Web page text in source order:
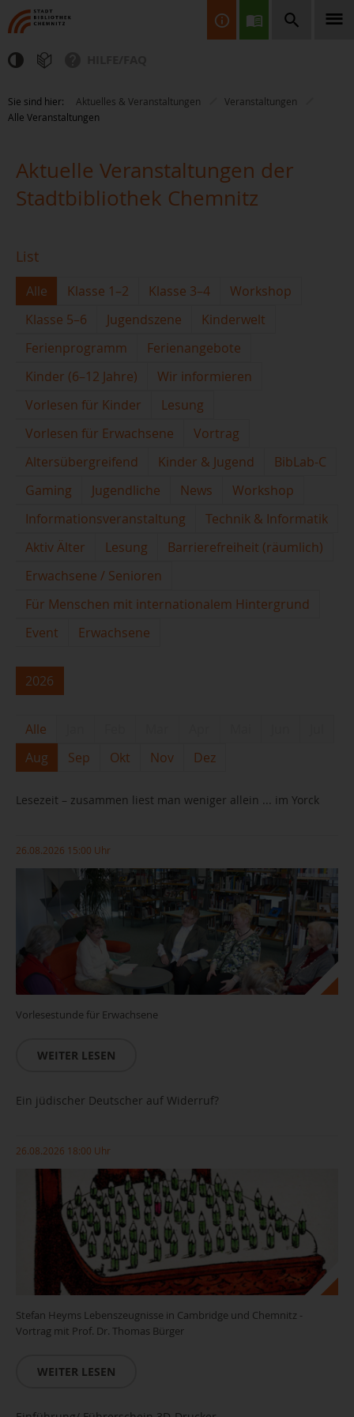
Finden Sie Informationen, Bücher, CDs & DVDs, Spiele, BluRays,
Zeitschriften und vieles mehr...
Sie sind hier: Aktuelles & Veranstaltungen
Veranstaltungen
Alle Veranstaltungen
Aktuelle Veranstaltungen der
Stadtbibliothek Chemnitz
List
Alle Klasse 1–2 Klasse 3–4
Workshop
Klasse 5–6
Jugendszene
Kinderwelt
Ferienprogramm
Ferienangebote
Kinder (6–12 Jahre)
Wir informieren
Vorlesen für Kinder
Lesung
Vorlesen für Erwachsene
Vortrag
Altersübergreifend
Kinder & Jugend
BibLab-C
Gaming
Jugendliche News
Workshop
Informationsveranstaltung
Technik & Informatik
Aktiv Älter
Lesung
Barrierefreiheit (räumlich)
Erwachsene / Senioren
Für Menschen mit internationalem Hintergrund
Event
Erwachsene
2026
Alle
Aug
Sep Okt Nov Dez
Lesezeit – zusammen liest man weniger allein ... im Yorck
26.08.2026 15:00 Uhr
Vorlesestunde für Erwachsene
WEITER LESEN
Ein jüdischer Deutscher auf Widerruf?
26.08.2026 18:00 Uhr
Stefan Heyms Lebenszeugnisse in Cambridge und Chemnitz -
Vortrag mit Prof. Dr. Thomas Bürger
WEITER LESEN